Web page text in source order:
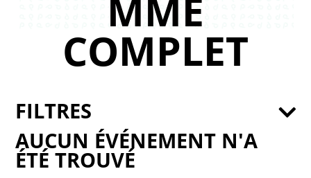
MME
COMPLET
AUCUN ÉVÉNEMENT N'A
ÉTÉ TROUVÉ
FILTRES